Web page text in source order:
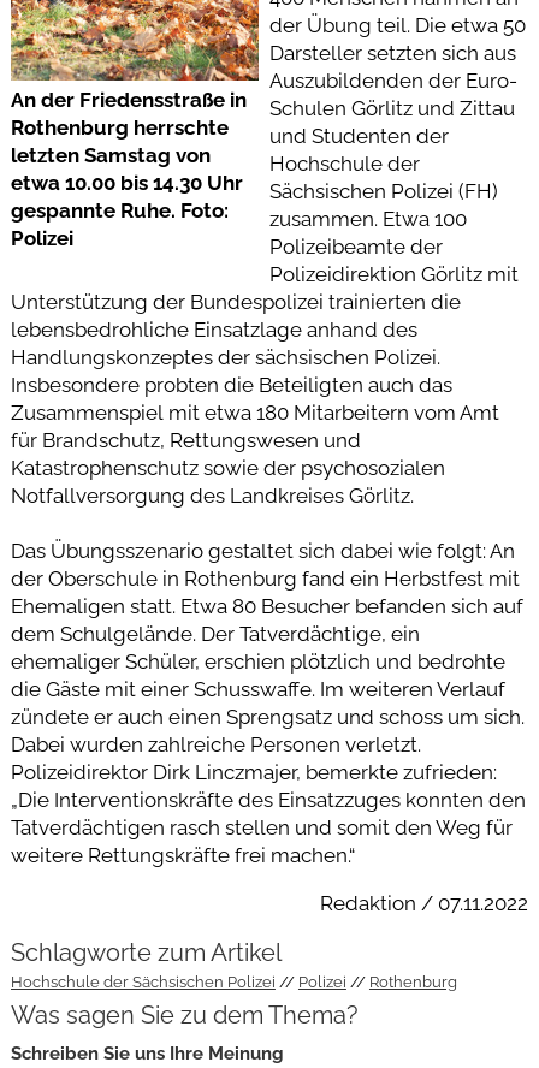
An der Friedensstraße in
Rothenburg herrschte
letzten Samstag von
etwa 10.00 bis 14.30 Uhr
gespannte Ruhe. Foto:
Polizei
der Übung teil. Die etwa 50
Darsteller setzten sich aus
Auszubildenden der Euro-
Schulen Görlitz und Zittau
und Studenten der
Hochschule der
Sächsischen Polizei (FH)
zusammen. Etwa 100
Polizeibeamte der
Polizeidirektion Görlitz mit
Unterstützung der Bundespolizei trainierten die
lebensbedrohliche Einsatzlage anhand des
Handlungskonzeptes der sächsischen Polizei.
Insbesondere probten die Beteiligten auch das
Zusammenspiel mit etwa 180 Mitarbeitern vom Amt
für Brandschutz, Rettungswesen und
Katastrophenschutz sowie der psychosozialen
Notfallversorgung des Landkreises Görlitz.
Das Übungsszenario gestaltet sich dabei wie folgt: An
der Oberschule in Rothenburg fand ein Herbstfest mit
Ehemaligen statt. Etwa 80 Besucher befanden sich auf
dem Schulgelände. Der Tatverdächtige, ein
ehemaliger Schüler, erschien plötzlich und bedrohte
die Gäste mit einer Schusswaffe. Im weiteren Verlauf
zündete er auch einen Sprengsatz und schoss um sich.
Dabei wurden zahlreiche Personen verletzt.
Polizeidirektor Dirk Linczmajer, bemerkte zufrieden:
„Die Interventionskräfte des Einsatzzuges konnten den
Tatverdächtigen rasch stellen und somit den Weg für
weitere Rettungskräfte frei machen.“
Redaktion / 07.11.2022
Schlagworte zum Artikel
Hochschule der Sächsischen Polizei Polizei Rothenburg
Was sagen Sie zu dem Thema?
Schreiben Sie uns Ihre Meinung